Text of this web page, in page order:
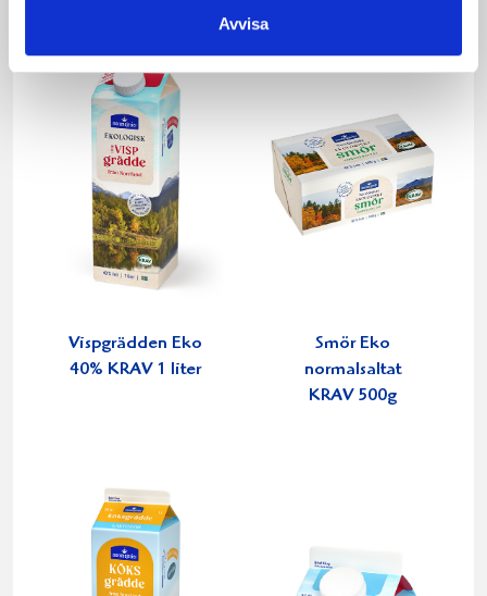
Avvisa
Vispgrädden Eko
40% KRAV 1 liter
Smör Eko
normalsaltat
KRAV 500g